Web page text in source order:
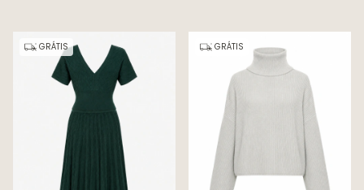
GRÁTIS GRÁTIS